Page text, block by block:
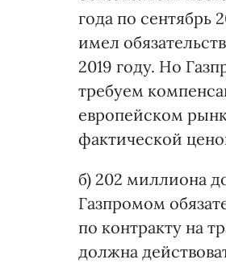
года по сентябрь
имел
2019 году. Но
требуем
европейском
фактической
б) 202 миллиона
Газпромом
по контракту на
должна